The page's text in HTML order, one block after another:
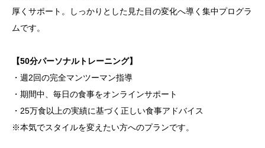
厚くサポート。しっかりとした見た目の変化へ導く集中プログラ
ムです。
【50分パーソナルトレーニング】
・週2回の完全マンツーマン指導
・期間中、毎日の食事をオンラインサポート
・25万食以上の実績に基づく正しい食事アドバイス
※本気でスタイルを変えたい方へのプランです。